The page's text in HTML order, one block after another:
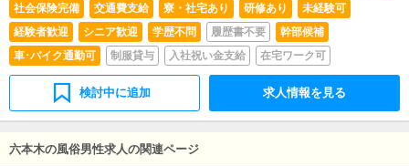
社会保険完備
交通費支給 寮・社宅あり 研修あり
未経験可
経験者歓迎
シニア歓迎 学歴不問 履歴書不要
幹部候補
車･バイク通勤可
制服貸与 入社祝い金支給 在宅ワーク可
検討中に追加 求人情報を見る
六本木の風俗男性求人の関連ページ